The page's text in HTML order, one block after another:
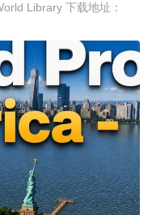
Library 下载地址：